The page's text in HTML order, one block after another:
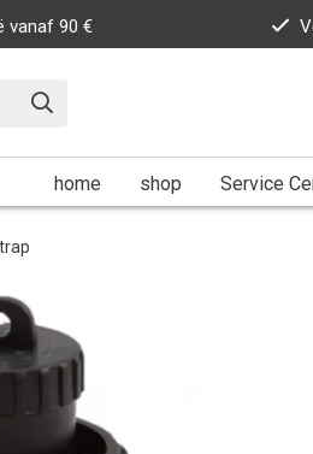
vanaf 90 €
home shop Service